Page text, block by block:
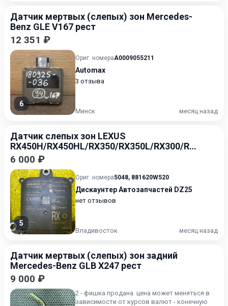
Датчик мертвых (слепых) зон Mercedes-
Benz GLE V167 рест
12 351 ₽
6
Ориг. номераA0009055211
Automax
3 отзыва
Минск месяц назад
Датчик слепых зон LEXUS
RX450H/RX450HL/RX350/RX350L/RX300/RX
200T
6 000 ₽
5
Ориг. номера5048, 881620W520
Дискаунтер Автозапчастей DZ25
нет отзывов
Владивосток месяц назад
Датчик мертвых (слепых) зон задний
Mercedes-Benz GLB X247 рест
9 000 ₽
2 - фишка продана. цена может меняться в
зависимости от курсов валют - конечную